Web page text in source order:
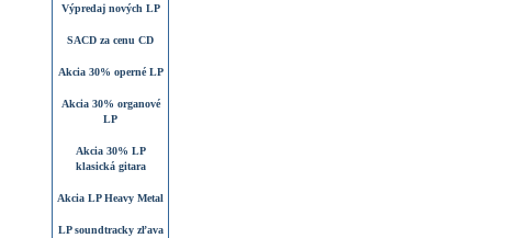
Výpredaj nových LP
SACD za cenu CD
Akcia 30% operné LP
Akcia 30% organové
LP
Akcia 30% LP
klasická gitara
Akcia LP Heavy Metal
LP soundtracky zľava